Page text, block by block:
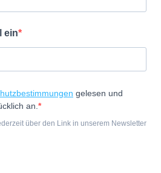
ein
gelesen und
an.
über den Link in unserem Newsletter